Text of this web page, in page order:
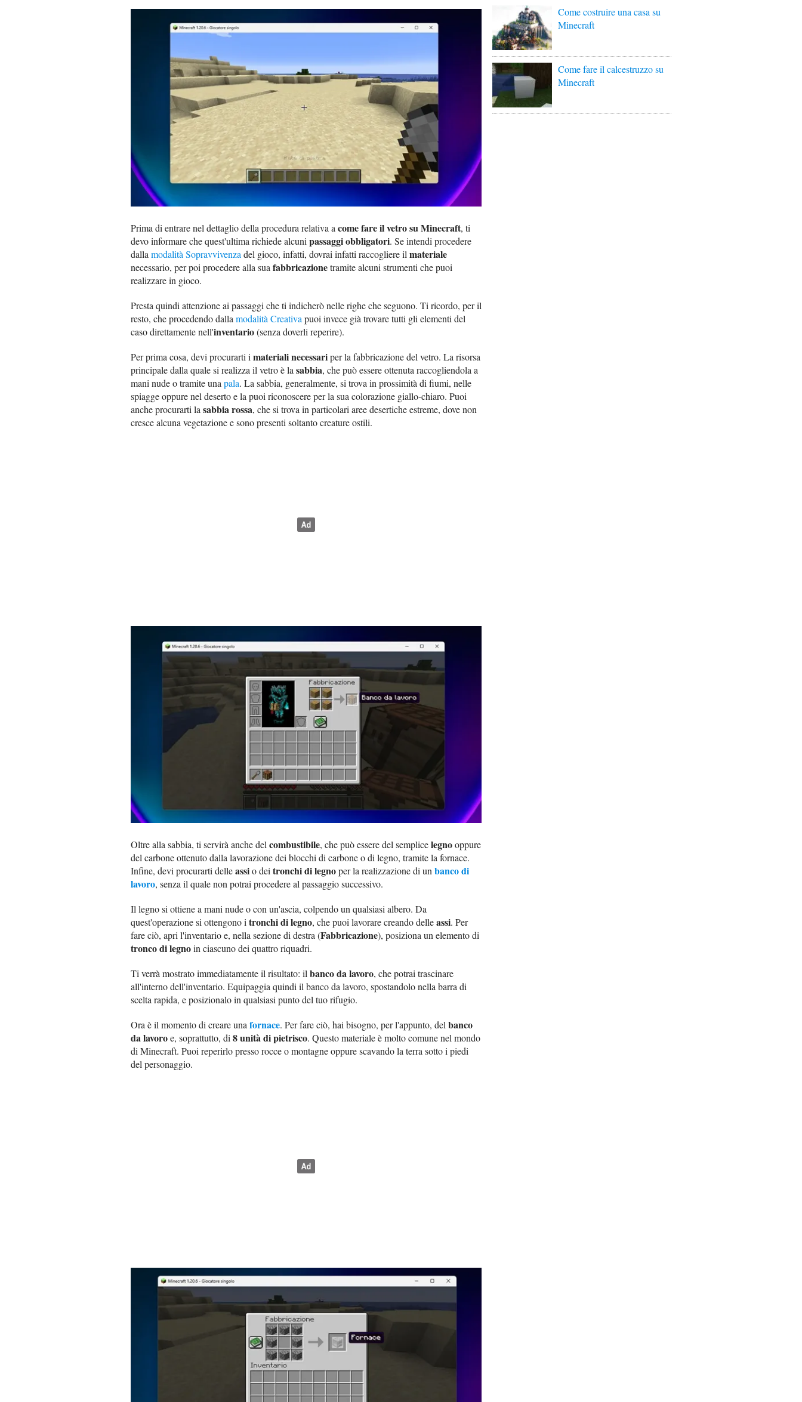
Prima di entrare nel dettaglio della procedura relativa a come fare il vetro su Minecraft, ti
devo informare che quest'ultima richiede alcuni passaggi obbligatori. Se intendi procedere
dalla modalità Sopravvivenza del gioco, infatti, dovrai infatti raccogliere il materiale
necessario, per poi procedere alla sua fabbricazionetramite alcuni strumenti che puoi
realizzare in gioco.
Presta quindi attenzione ai passaggi che ti indicherò nelle righe che seguono. Ti ricordo, per il
resto, che procedendo dalla modalità Creativa puoi invece già trovare tutti gli elementi del
caso direttamente nell'inventario(senza doverli reperire).
Per prima cosa, devi procurarti i materiali necessariper la fabbricazione del vetro. La risorsa
principale dalla quale si realizza il vetro è la sabbia, che può essere ottenuta raccogliendola a
mani nude o tramite una pala. La sabbia, generalmente, si trova in prossimità di fiumi, nelle
spiagge oppure nel deserto e la puoi riconoscere per la sua colorazione giallo-chiaro. Puoi
anche procurarti la sabbia rossa, che si trova in particolari aree desertiche estreme, dove non
cresce alcuna vegetazione e sono presenti soltanto creature ostili.
Oltre alla sabbia, ti servirà anche delcombustibile, che può essere del semplicelegnooppure
del carbone ottenuto dalla lavorazione dei blocchi di carbone o di legno, tramite la fornace.
Infine, devi procurarti delleassio deitronchi di legnoper la realizzazione di unbanco di
lavoro, senza il quale non potrai procedere al passaggio successivo.
Il legno si ottiene a mani nude o con un'ascia, colpendo un qualsiasi albero. Da
quest'operazione si ottengono itronchi di legno, che puoi lavorare creando delleassi. Per
fare ciò, apri l'inventario e, nella sezione di destra (Fabbricazione), posiziona un elemento di
tronco di legnoin ciascuno dei quattro riquadri.
Ti verrà mostrato immediatamente il risultato: ilbanco da lavoro, che potrai trascinare
all'interno dell'inventario. Equipaggia quindi il banco da lavoro, spostandolo nella barra di
scelta rapida, e posizionalo in qualsiasi punto del tuo rifugio.
Ora è il momento di creare unafornace. Per fare ciò, hai bisogno, per l'appunto, delbanco
da lavoroe, soprattutto, di8 unità di pietrisco. Questo materiale è molto comune nel mondo
di Minecraft. Puoi reperirlo presso rocce o montagne oppure scavando la terra sotto i piedi
del personaggio.
Come costruire una casa su
Minecraft
Come fare il calcestruzzo su
Minecraft